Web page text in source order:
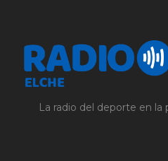
La radio del deporte en la